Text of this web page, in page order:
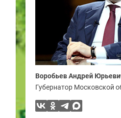
Воробьев Андрей
Губернатор Московской